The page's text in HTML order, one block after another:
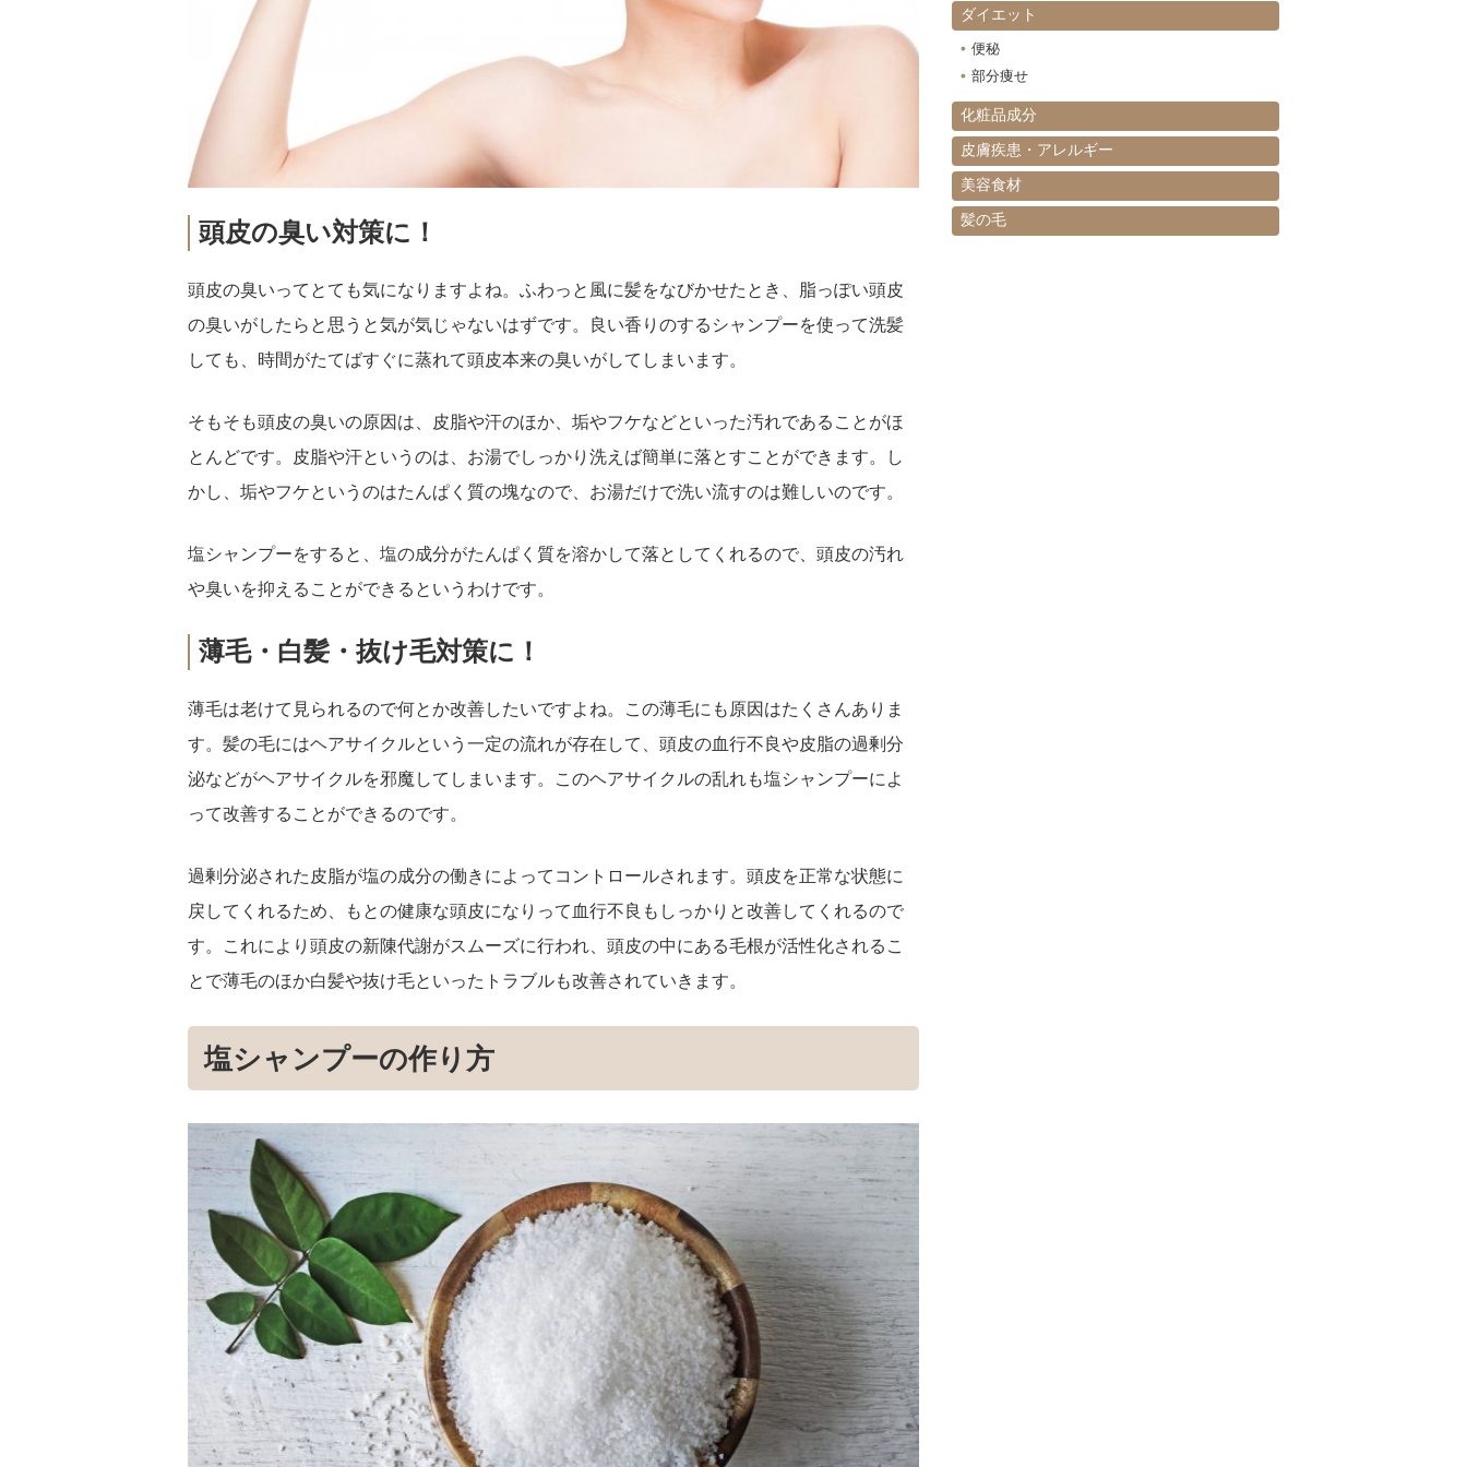
頭皮の臭い対策に！
頭皮の臭いってとても気になりますよね。ふわっと風に髪をなびかせたとき、脂っぽい頭皮
の臭いがしたらと思うと気が気じゃないはずです。良い香りのするシャンプーを使って洗髪
しても、時間がたてばすぐに蒸れて頭皮本来の臭いがしてしまいます。
そもそも頭皮の臭いの原因は、皮脂や汗のほか、垢やフケなどといった汚れであることがほ
とんどです。皮脂や汗というのは、お湯でしっかり洗えば簡単に落とすことができます。し
かし、垢やフケというのはたんぱく質の塊なので、お湯だけで洗い流すのは難しいのです。
塩シャンプーをすると、塩の成分がたんぱく質を溶かして落としてくれるので、頭皮の汚れ
や臭いを抑えることができるというわけです。
薄毛・白髪・抜け毛対策に！
薄毛は老けて見られるので何とか改善したいですよね。この薄毛にも原因はたくさんありま
す。髪の毛にはヘアサイクルという一定の流れが存在して、頭皮の血行不良や皮脂の過剰分
泌などがヘアサイクルを邪魔してしまいます。このヘアサイクルの乱れも塩シャンプーによ
って改善することができるのです。
過剰分泌された皮脂が塩の成分の働きによってコントロールされます。頭皮を正常な状態に
戻してくれるため、もとの健康な頭皮になりって血行不良もしっかりと改善してくれるので
す。これにより頭皮の新陳代謝がスムーズに行われ、頭皮の中にある毛根が活性化されるこ
とで薄毛のほか白髪や抜け毛といったトラブルも改善されていきます。
塩シャンプーの作り方
ダイエット
便秘
部分痩せ
化粧品成分
皮膚疾患・アレルギー
美容食材
髪の毛